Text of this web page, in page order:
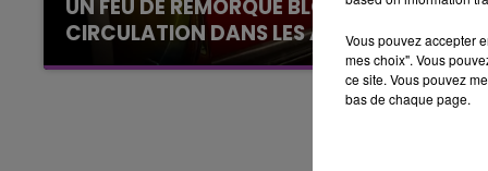
UN FEU DE REMORQUE BLOQUE LA
CIRCULATION DANS LES ARDENNES
Un feu de remorque s'est déclaré ce mercredi
Vous pouvez accepter
mes choix". Vous
ce site. Vous pouvez
bas de chaque page.